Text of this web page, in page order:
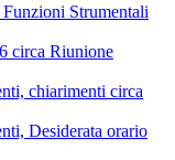
Funzioni Strumentali
circa Riunione
chiarimenti circa
Desiderata orario